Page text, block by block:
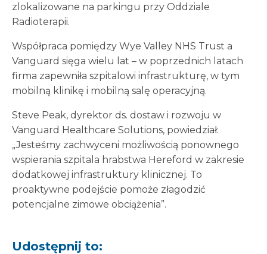
zlokalizowane na parkingu przy Oddziale
Radioterapii.
Współpraca pomiędzy Wye Valley NHS Trust a
Vanguard sięga wielu lat – w poprzednich latach
firma zapewniła szpitalowi infrastrukturę, w tym
mobilną klinikę i mobilną salę operacyjną.
Steve Peak, dyrektor ds. dostaw i rozwoju w
Vanguard Healthcare Solutions, powiedział:
„Jesteśmy zachwyceni możliwością ponownego
wspierania szpitala hrabstwa Hereford w zakresie
dodatkowej infrastruktury klinicznej. To
proaktywne podejście pomoże złagodzić
potencjalne zimowe obciążenia”.
Udostępnij to: